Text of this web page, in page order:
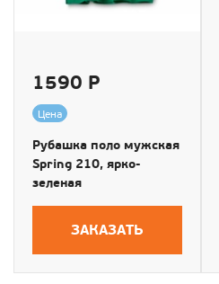
1590 Р
Цена
Рубашка поло мужская
Spring 210, ярко-
зеленая
ЗАКАЗАТЬ